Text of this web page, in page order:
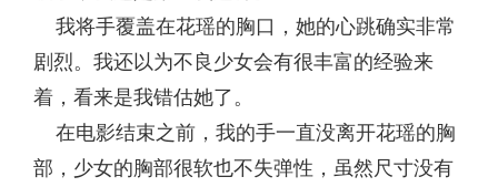
我将手覆盖在花瑶的胸口，她的心跳确实非常
剧烈。我还以为不良少女会有很丰富的经验来
着，看来是我错估她了。
在电影结束之前，我的手一直没离开花瑶的胸
部，少女的胸部很软也不失弹性，虽然尺寸没有